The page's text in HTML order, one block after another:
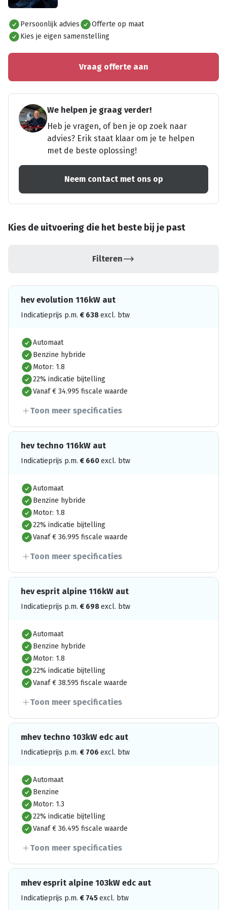
Alles bekijken
Persoonlijk advies
Offerte op maat
Kies je eigen samenstelling
Vraag offerte aan
We helpen je graag verder!
Heb je vragen, of ben je op zoek naar
advies? Erik staat klaar om je te helpen
met de beste oplossing!
Neem contact met ons op
Kies de uitvoering die het beste bij je past
Filteren
hev evolution 116kW aut
Indicatieprijs p.m. € 638excl. btw
Automaat
Benzine hybride
Motor: 1.8
22% indicatie bijtelling
Vanaf € 34.995 fiscale waarde
Toon meer specificaties
hev techno 116kW aut
Indicatieprijs p.m. € 660excl. btw
Automaat
Benzine hybride
Motor: 1.8
22% indicatie bijtelling
Vanaf € 36.995 fiscale waarde
Toon meer specificaties
hev esprit alpine 116kW aut
Indicatieprijs p.m. € 698excl. btw
Automaat
Benzine hybride
Motor: 1.8
22% indicatie bijtelling
Vanaf € 38.595 fiscale waarde
Toon meer specificaties
mhev techno 103kW edc aut
Indicatieprijs p.m. € 706 excl. btw
Automaat
Benzine
Motor: 1.3
22% indicatie bijtelling
Vanaf € 36.495 fiscale waarde
Toon meer specificaties
mhev esprit alpine 103kW edc aut
Indicatieprijs p.m. € 745excl. btw